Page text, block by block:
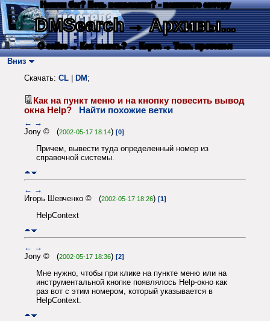
Нашли баг? Есть пожелания? - напишите автору
DMSearch→ Архивы...
О сайте → Как искать? → Карта → Текс. протокол
Вниз
Скачать: CL DM ;
Как на пункт меню и на кнопку повесить вывод
окна Help?
Найти похожие ветки
← →
Jony © (2002-05-17 18:14) [0]
Причем, вывести туда определенный номер из
справочной системы.
← →
Игорь Шевченко © (2002-05-17 18:26) [1]
HelpContext
← →
Jony © (2002-05-17 18:36) [2]
Мне нужно, чтобы при клике на пункте меню или на
инструментальной кнопке появлялось Help-окно как
раз вот с этим номером, который указывается в
HelpContext.